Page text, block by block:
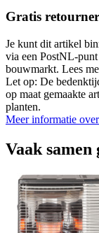
Gratis
Je kunt dit artikel
via een PostNL-
bouwmarkt. Lees
Let op: De
op maat gemaakte
planten.
Meer informatie
Vaak samen